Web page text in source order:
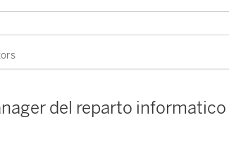
del reparto informatico